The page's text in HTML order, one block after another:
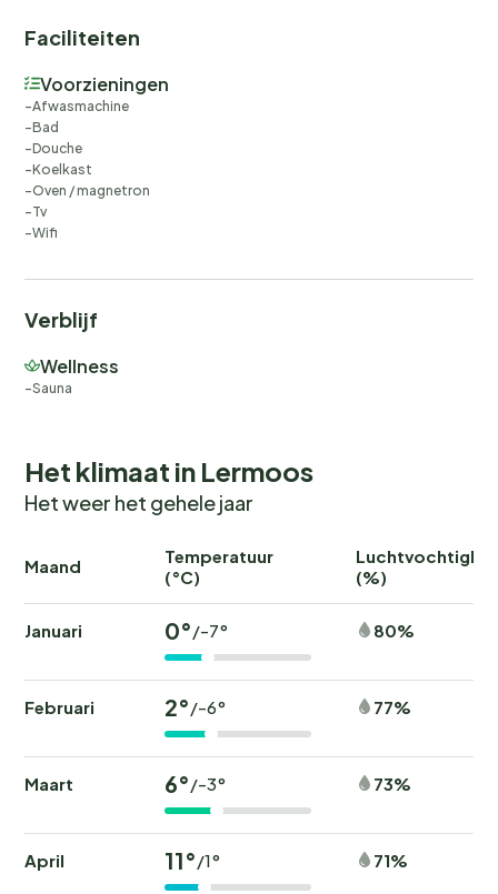
Faciliteiten
Voorzieningen
Afwasmachine
Bad
Douche
Koelkast
Oven / magnetron
Tv
Wifi
Verblijf
Wellness
Sauna
Het klimaat in Lermoos
Het weer het gehele jaar
Maand
Temperatuur
(°C)
(%)
Januari 0°/-7° 80%
Februari 2°/-6° 77%
Maart 6°/-3° 73%
April 11°/1° 71%